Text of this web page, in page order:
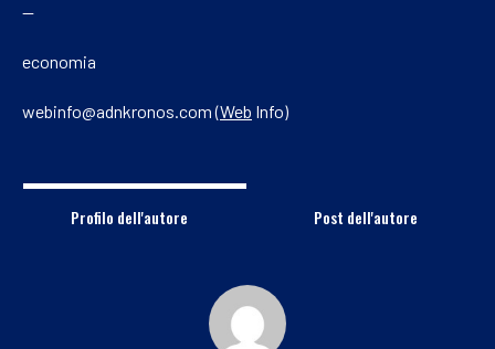
—
economia
webinfo@adnkronos.com (Web Info)
Profilo dell'autore Post dell'autore